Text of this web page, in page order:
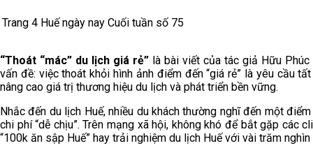
Trang 4 Huế ngày nay Cuối tuần số 75
“Thoát “mác” du lịch giá rẻ” là bài viết của tác giả Hữu
vấn đề: việc thoát khỏi hình ảnh điểm đến “giá rẻ” là yêu cầu
nâng cao giá trị thương hiệu du lịch và phát triển bền vững.
Nhắc đến du lịch Huế, nhiều du khách thường nghĩ đến một
chi phí “dễ chịu”. Trên mạng xã hội, không khó để bắt gặp các
“100k ăn sập Huế” hay trải nghiệm du lịch Huế với vài trăm